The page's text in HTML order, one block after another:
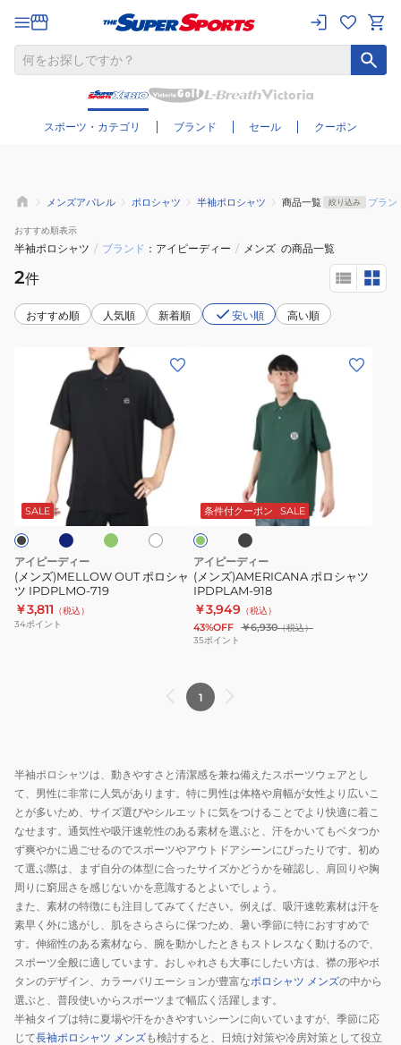
スポーツ・カテゴリ ブランド セール クーポン
さらに絞り込む
メンズアパレル ポロシャツ 半袖ポロシャツ 商品一覧 絞り込み ブラン
おすすめ順表示
半袖ポロシャツ / ブランド アイピーディー / メンズ の商品一覧
2件
おすすめ順 人気順 新着順 安い順 高い順
ズ)MELLOW
ャ
ツ
IPDPLMO-
719
SALE
グ
ー
ワ
イ
ト
アイピーディー
(メンズ)MELLOW OUT ポロシャ
ツ IPDPLMO-719
￥3,811 （税込）
34ポイント
ズ)AMERICANA
ツ
IPDPLAM-
918
条件付クーポン SALE
グ
ン
ラ
ッ
ク
アイピーディー
(メンズ)AMERICANA ポロシャツ
IPDPLAM-918
￥3,949 （税込）
43%OFF ￥6,930（税込）
35ポイント
1
半袖ポロシャツは、動きやすさと清潔感を兼ね備えたスポーツウェアとし
て、男性に非常に人気があります。特に男性は体格や肩幅が女性より広いこ
とが多いため、サイズ選びやシルエットに気をつけることでより快適に着こ
なせます。通気性や吸汗速乾性のある素材を選ぶと、汗をかいてもベタつか
ず爽やかに過ごせるのでスポーツやアウトドアシーンにぴったりです。初め
て選ぶ際は、まず自分の体型に合ったサイズかどうかを確認し、肩回りや胸
周りに窮屈さを感じないかを意識するとよいでしょう。
また、素材の特徴にも注目してみてください。例えば、吸汗速乾素材は汗を
素早く外に逃がし、肌をさらさらに保つため、暑い季節に特におすすめで
す。伸縮性のある素材なら、腕を動かしたときもストレスなく動けるので、
スポーツ全般に適しています。おしゃれさも大事にしたい方は、襟の形やボ
タンのデザイン、カラーバリエーションが豊富なポロシャツ メンズの中から
選ぶと、普段使いからスポーツまで幅広く活躍します。
半袖タイプは特に夏場や汗をかきやすいシーンに向いていますが、季節に応
じて長袖ポロシャツ メンズも検討すると、日焼け対策や冷房対策として役立